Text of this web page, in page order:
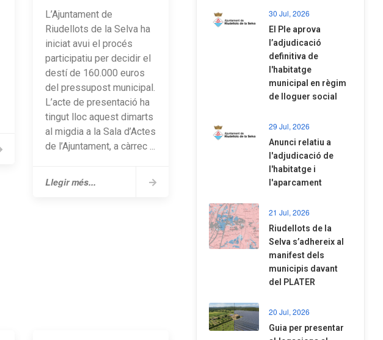
L’Ajuntament de
Riudellots de la Selva ha
iniciat avui el procés
participatiu per decidir el
destí de 160.000 euros
del pressupost municipal.
L’acte de presentació ha
tingut lloc aquest dimarts
al migdia a la Sala d’Actes
de l’Ajuntament, a càrrec ...
Llegir més...
30 Jul, 2026
El Ple aprova
l’adjudicació
definitiva de
l'habitatge
municipal en règim
de lloguer social
29 Jul, 2026
Anunci relatiu a
l'adjudicació de
l'habitatge i
l'aparcament
21 Jul, 2026
Riudellots de la
Selva s’adhereix al
manifest dels
municipis davant
del PLATER
20 Jul, 2026
​Guia per presentar